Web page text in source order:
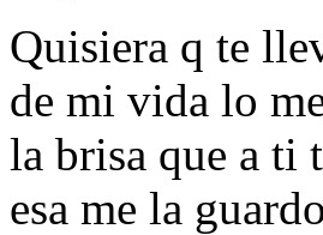
Quisiera q te
de mi vida lo
la brisa que a ti
esa me la